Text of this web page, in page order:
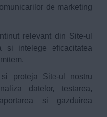
de marketing
relevant din Site-ul
si intelege eficacitatea
Site-ul nostru
datelor, testarea,
si gazduirea